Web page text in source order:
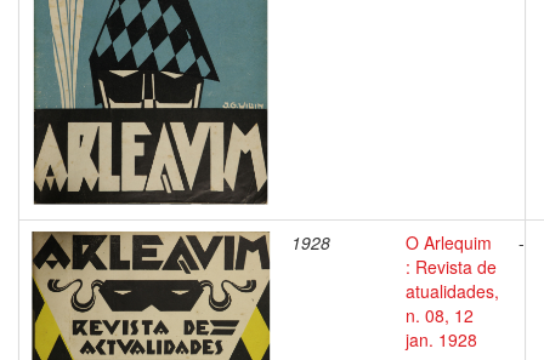
1928
O Arlequim
: Revista de
atualidades,
n. 08, 12
jan. 1928
-